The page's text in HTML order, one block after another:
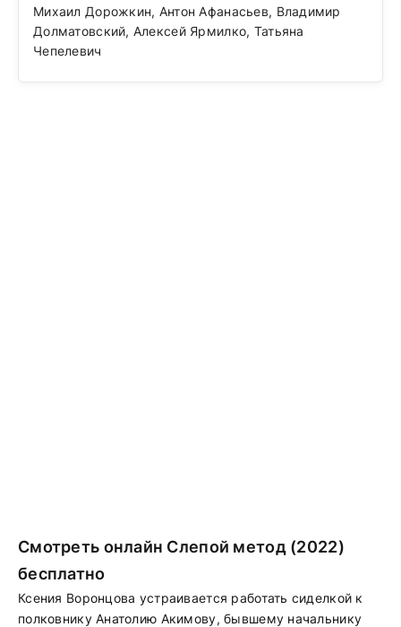
Михаил Дорожкин, Антон Афанасьев, Владимир
Долматовский, Алексей Ярмилко, Татьяна
Чепелевич
Смотреть онлайн Слепой метод (2022)
бесплатно
Ксения Воронцова устраивается работать сиделкой к
полковнику Анатолию Акимову, бывшему начальнику